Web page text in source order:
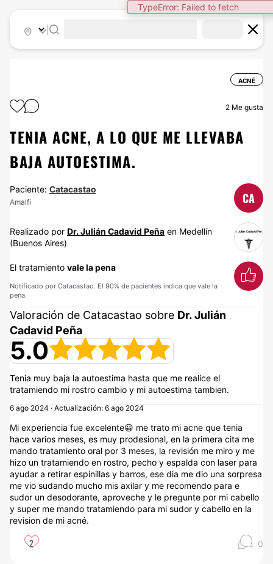
TypeError: Failed to fetch
ACNÉ
2 Me gusta
TENIA ACNE, A LO QUE ME LLEVABA
BAJA AUTOESTIMA.
Paciente: Catacastao
Amalfi CA
Realizado por Dr. Julián Cadavid Peña en Medellín
(Buenos Aires)
El tratamiento vale la pena
Notificado por Catacastao. El 90% de pacientes indica que vale la
pena.
Valoración de Catacastao sobre Dr. Julián
Cadavid Peña
5.0
Tenia muy baja la autoestima hasta que me realice el
tratamiendo mi rostro cambio y mi autoestima tambien.
6 ago 2024 · Actualización: 6 ago 2024
Mi experiencia fue excelente😀 me trato mi acne que tenia
hace varios meses, es muy prodesional, en la primera cita me
mando tratamiento oral por 3 meses, la revisión me miro y me
hizo un tratamiendo en rostro, pecho y espalda con laser para
ayudar a retirar espinillas y barros, ese dia me dio una sorpresa
me vio sudando mucho mis axilar y me recomendo para e
sudor un desodorante, aproveche y le pregunte por mi cabello
y super me mando tratamiendo para mi sudor y cabello en la
revision de mi acné.
2 0